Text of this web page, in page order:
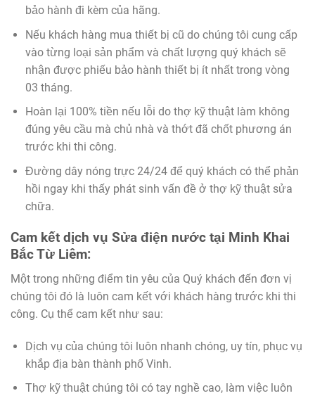
bảo hành đi kèm của hãng.
Nếu khách hàng mua thiết bị cũ do chúng tôi cung cấp
vào từng loại sản phẩm và chất lượng quý khách sẽ
nhận được phiếu bảo hành thiết bị ít nhất trong vòng
03 tháng.
Hoàn lại 100% tiền nếu lỗi do thợ kỹ thuật làm không
đúng yêu cầu mà chủ nhà và thớt đã chốt phương án
trước khi thi công.
Đường dây nóng trực 24/24 để quý khách có thể phản
hồi ngay khi thấy phát sinh vấn đề ở thợ kỹ thuật sửa
chữa.
Cam kết dịch vụ Sửa điện nước tại Minh Khai
Bắc Từ Liêm:
Một trong những điểm tin yêu của Quý khách đến đơn vị
chúng tôi đó là luôn cam kết với khách hàng trước khi thi
công. Cụ thể cam kết như sau:
Dịch vụ của chúng tôi luôn nhanh chóng, uy tín, phục vụ
khắp địa bàn thành phố Vinh.
Thợ kỹ thuật chúng tôi có tay nghề cao, làm việc luôn